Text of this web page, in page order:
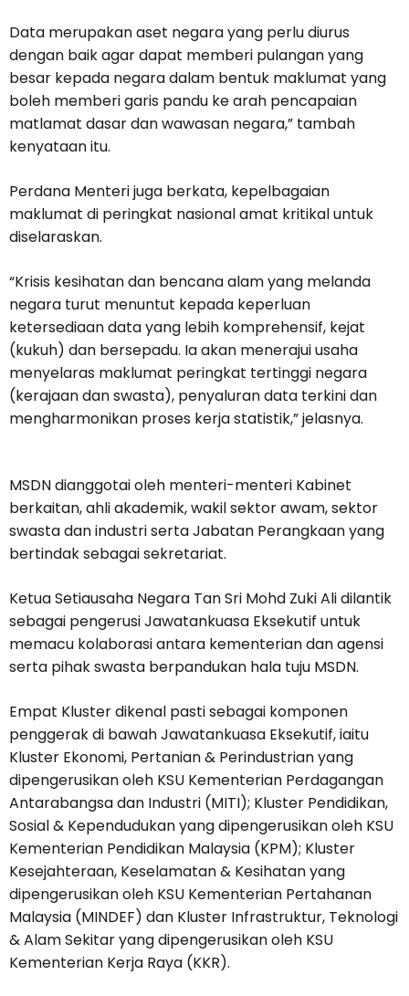
Data merupakan aset negara yang perlu diurus
dengan baik agar dapat memberi pulangan yang
besar kepada negara dalam bentuk maklumat yang
boleh memberi garis pandu ke arah pencapaian
matlamat dasar dan wawasan negara,” tambah
kenyataan itu.
Perdana Menteri juga berkata, kepelbagaian
maklumat di peringkat nasional amat kritikal untuk
diselaraskan.
“Krisis kesihatan dan bencana alam yang melanda
negara turut menuntut kepada keperluan
ketersediaan data yang lebih komprehensif, kejat
(kukuh) dan bersepadu. Ia akan menerajui usaha
menyelaras maklumat peringkat tertinggi negara
(kerajaan dan swasta), penyaluran data terkini dan
mengharmonikan proses kerja statistik,” jelasnya.
MSDN dianggotai oleh menteri-menteri Kabinet
berkaitan, ahli akademik, wakil sektor awam, sektor
swasta dan industri serta Jabatan Perangkaan yang
bertindak sebagai sekretariat.
Ketua Setiausaha Negara Tan Sri Mohd Zuki Ali dilantik
sebagai pengerusi Jawatankuasa Eksekutif untuk
memacu kolaborasi antara kementerian dan agensi
serta pihak swasta berpandukan hala tuju MSDN.
Empat Kluster dikenal pasti sebagai komponen
penggerak di bawah Jawatankuasa Eksekutif, iaitu
Kluster Ekonomi, Pertanian & Perindustrian yang
dipengerusikan oleh KSU Kementerian Perdagangan
Antarabangsa dan Industri (MITI); Kluster Pendidikan,
Sosial & Kependudukan yang dipengerusikan oleh KSU
Kementerian Pendidikan Malaysia (KPM); Kluster
Kesejahteraan, Keselamatan & Kesihatan yang
dipengerusikan oleh KSU Kementerian Pertahanan
Malaysia (MINDEF) dan Kluster Infrastruktur, Teknologi
& Alam Sekitar yang dipengerusikan oleh KSU
Kementerian Kerja Raya (KKR).